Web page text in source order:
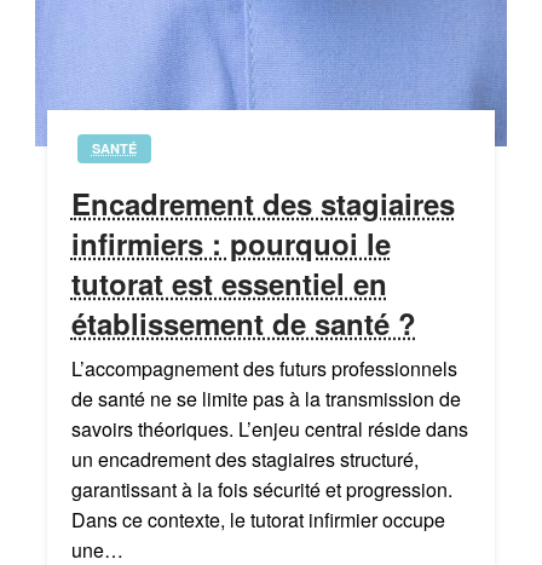
SANTÉ
Encadrement des stagiaires
infirmiers : pourquoi le
tutorat est essentiel en
établissement de santé ?
L’accompagnement des futurs professionnels
de santé ne se limite pas à la transmission de
savoirs théoriques. L’enjeu central réside dans
un encadrement des stagiaires structuré,
garantissant à la fois sécurité et progression.
Dans ce contexte, le tutorat infirmier occupe
une…